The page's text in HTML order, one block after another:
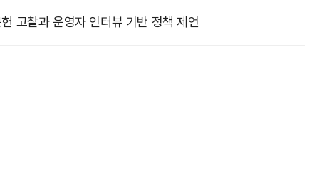
고찰과 운영자 인터뷰 기반 정책 제언